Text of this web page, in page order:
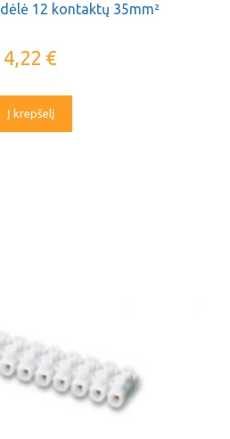
12 kontaktų 35mm²
4,22 €
Į krepšelį